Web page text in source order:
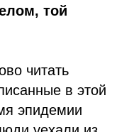
той
читать
в этой
эпидемии